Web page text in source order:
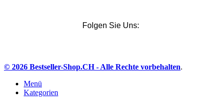
Folgen Sie Uns:
© 2026 Bestseller-Shop.CH- Alle Rechte vorbehalten.
Menü
Kategorien